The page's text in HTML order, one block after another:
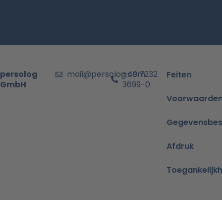
persolog
GmbH
mail@persolog.com
+49 7232
3699-0
Feiten
Afdruk